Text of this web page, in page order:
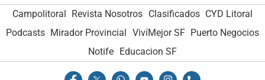
Campolitoral Revista Nosotros Clasificados CYD Litoral
Podcasts Mirador Provincial VivíMejor SF Puerto Negocios
Notife Educacion SF